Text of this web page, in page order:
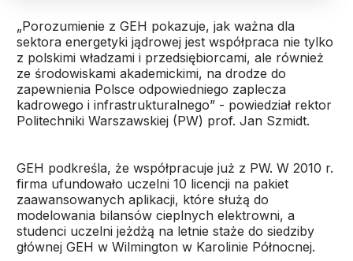
„Porozumienie z GEH pokazuje, jak ważna dla
sektora energetyki jądrowej jest współpraca nie tylko
z polskimi władzami i przedsiębiorcami, ale również
ze środowiskami akademickimi, na drodze do
zapewnienia Polsce odpowiedniego zaplecza
kadrowego i infrastrukturalnego” - powiedział rektor
Politechniki Warszawskiej (PW) prof. Jan Szmidt.
GEH podkreśla, że współpracuje już z PW. W 2010 r.
firma ufundowało uczelni 10 licencji na pakiet
zaawansowanych aplikacji, które służą do
modelowania bilansów cieplnych elektrowni, a
studenci uczelni jeżdżą na letnie staże do siedziby
głównej GEH w Wilmington w Karolinie Północnej.